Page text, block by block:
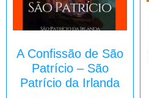
A Confissão de São
Patrício – São
Patrício da Irlanda